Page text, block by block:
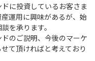
に投資しているお客さま
運用に興味があるが、始
を承ります。
のご説明、今後のマーケ
て頂ければと考えており